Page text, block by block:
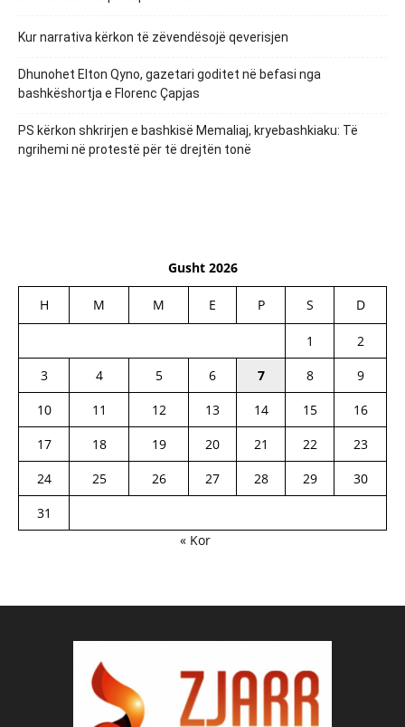
Kur narrativa kërkon të zëvendësojë qeverisjen
Dhunohet Elton Qyno, gazetari goditet në befasi nga
bashkëshortja e Florenc Çapjas
PS kërkon shkrirjen e bashkisë Memaliaj, kryebashkiaku: Të
ngrihemi në protestë për të drejtën tonë
Gusht 2026
H M M E P S D
1
2
3
4 5 6 7 8
9
10
11 12 13 14 15
16
17
18 19 20 21 22
23
24
25 26 27 28 29
30
31
« Kor